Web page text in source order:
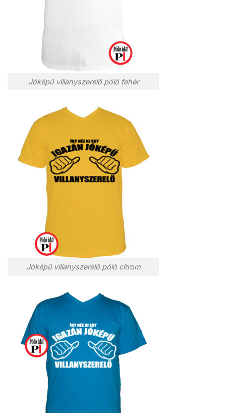
Jóképű villanyszerelő póló fehér
Jóképű villanyszerelő póló citrom